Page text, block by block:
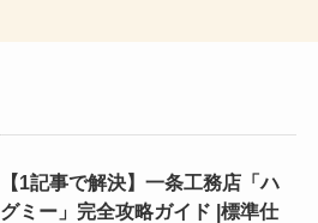
【1記事で解決】一条工務店「ハ
グミー」完全攻略ガイド |標準仕